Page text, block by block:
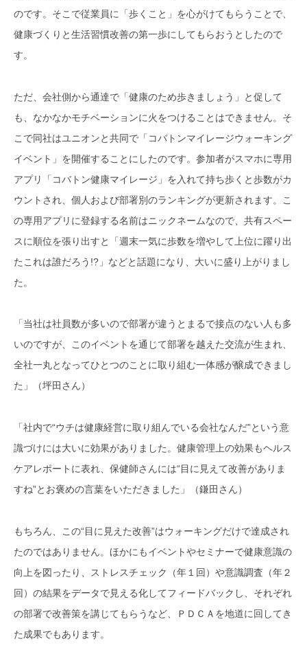
のです。そこで従業員に「歩くこと」を心がけてもらうことで、
健康づくりと生活習慣改善の第一歩にしてもらおうとしたので
す。
ただ、会社側から通達で「健康のため歩きましょう」と促して
も、なかなかモチベーションに火をつけることはできません。そ
こで同社はユニオンと共同で「コバトンマイレージウォーキング
イベント」を開催することにしたのです。参加者がスマホに専用
アプリ「コバトン健康マイレージ」を入れて持ち歩くと歩数がカ
ウントされ、個人および部署別のランキングが更新されます。こ
の専用アプリに登録する名前はニックネームなので、共有スペー
スに順位を張り出すと「週末一気に歩数を増やして上位に躍り出
たこれは誰だろう!?」などと話題になり、大いに盛り上がりまし
た。
「当社は社員数が多いので部署が違うとまるで接点のない人も多
いのですが、このイベントを通じて部署を越えた交流が生まれ、
全社一丸となってひとつのことに取り組む一体感が醸成できまし
た」（坪田さん）
「社内で“ウチは健康経営に取り組んでいる会社なんだ”という意
識づけには大いに効果がありました。健康管理上の効果もヘルス
ケアレポートに表れ、保健師さんには“目に見えて改善がありま
すね”とお褒めの言葉をいただきました」（鎌田さん）
もちろん、この“目に見えた改善”はウォーキングだけで達成され
たのではありません。ほかにもイベントやセミナーで健康意識の
向上を図ったり、ストレスチェック（年１回）や意識調査（年２
回）の結果をデータで見える化してフィードバックし、それぞれ
の部署で改善策を講じてもらうなど、ＰＤＣＡを地道に回してき
た成果でもあります。